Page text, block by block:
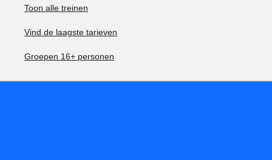
Toon alle treinen
Vind de laagste tarieven
Groepen 16+ personen